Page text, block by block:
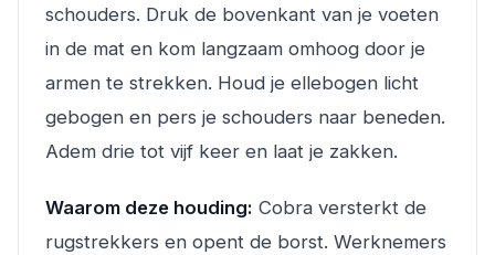
schouders. Druk de bovenkant van je voeten
in de mat en kom langzaam omhoog door je
armen te strekken. Houd je ellebogen licht
gebogen en pers je schouders naar beneden.
Adem drie tot vijf keer en laat je zakken.
Waarom deze houding: Cobra versterkt de
rugstrekkers en opent de borst. Werknemers